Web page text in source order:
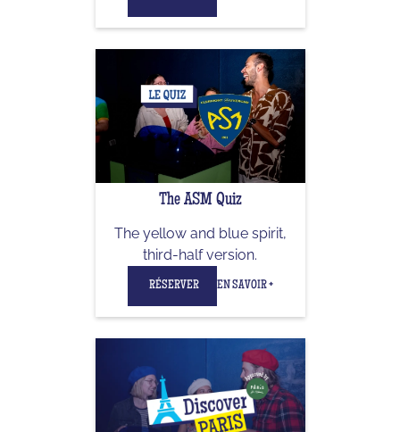
The ASM Quiz
The yellow and blue spirit,
third-half version.
RÉSERVER EN SAVOIR +